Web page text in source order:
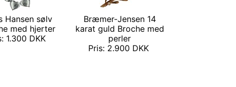
Hansen sølv
med hjerter
1.300 DKK
Bræmer-Jensen 14
karat guld Broche med
perler
Pris: 2.900 DKK